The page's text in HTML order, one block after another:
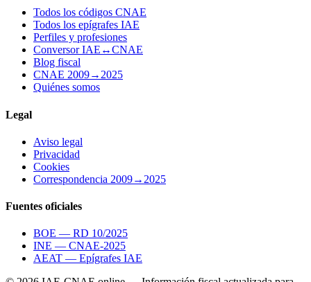
Todos los códigos CNAE
Todos los epígrafes IAE
Perfiles y profesiones
Conversor IAE↔CNAE
Blog fiscal
CNAE 2009→2025
Quiénes somos
Legal
Aviso legal
Privacidad
Cookies
Correspondencia 2009→2025
Fuentes oficiales
BOE — RD 10/2025
INE — CNAE-2025
AEAT — Epígrafes IAE